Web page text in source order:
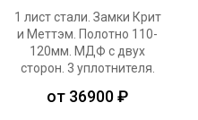
1 лист стали. Замки Крит
и Меттэм. Полотно 110-
120мм. МДФ с двух
сторон. 3 уплотнителя.
от 36900 ₽